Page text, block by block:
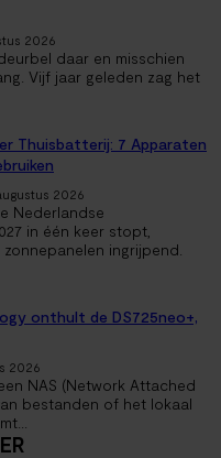
2026
daar en misschien
Vijf jaar geleden zag het
Thuisbatterij: 7 Apparaten
2026
Nederlandse
in één keer stopt,
ingrijpend.
onthult de DS725neo+,
2026
NAS (Network Attached
bestanden of het lokaal